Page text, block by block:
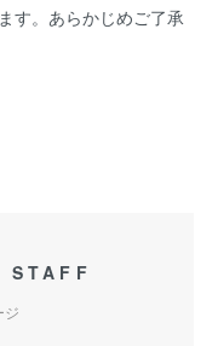
す。あらかじめご了承
STAFF
ジ